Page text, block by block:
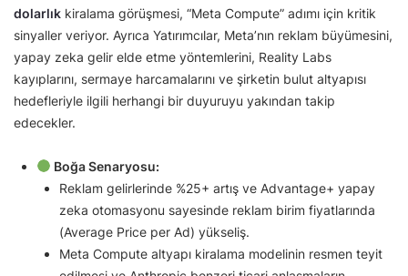
dolarlık kiralama görüşmesi, “Meta Compute” adımı için kritik
sinyaller veriyor. Ayrıca Yatırımcılar, Meta’nın reklam büyümesini,
yapay zeka gelir elde etme yöntemlerini, Reality Labs
kayıplarını, sermaye harcamalarını ve şirketin bulut altyapısı
hedefleriyle ilgili herhangi bir duyuruyu yakından takip
edecekler.
Boğa Senaryosu:
Reklam gelirlerinde %25+ artış ve Advantage+ yapay
zeka otomasyonu sayesinde reklam birim fiyatlarında
(Average Price per Ad) yükseliş.
Meta Compute altyapı kiralama modelinin resmen teyit